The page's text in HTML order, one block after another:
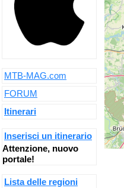
MTB-MAG.com
FORUM
Itinerari
Inserisci un itinerario
Attenzione, nuovo
portale!
Lista delle regioni